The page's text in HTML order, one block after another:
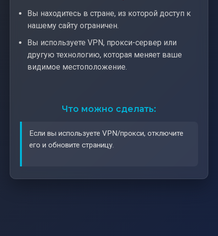
Вы находитесь в стране, из которой доступ к
нашему сайту ограничен.
Вы используете VPN, прокси-сервер или
другую технологию, которая меняет ваше
видимое местоположение.
Что можно сделать:
Если вы используете VPN/прокси, отключите
его и обновите страницу.